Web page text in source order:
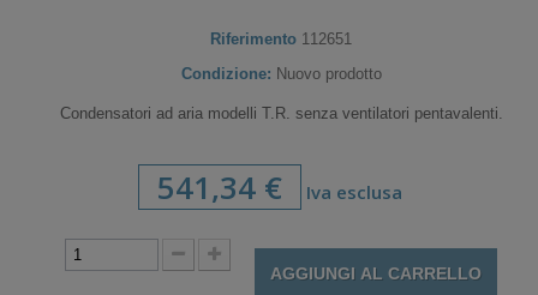
Riferimento 112651
Condizione: Nuovo prodotto
Condensatori ad aria modelli T.R. senza ventilatori pentavalenti.
541,34 € Iva esclusa
AGGIUNGI AL CARRELLO